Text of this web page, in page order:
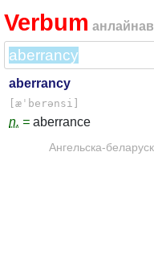
Verbum
aberrancy
[æˈberənsi]
n. = aberrance
Ангельска-